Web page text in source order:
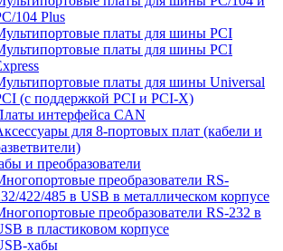
104 Plus
платы для шины PCI
платы для шины PCI
платы для шины Universal
(с поддержкой PCI и PCI-X)
интерфейса CAN
для 8-портовых плат (кабели и
и преобразователи
преобразователи RS-
422/485 в USB в металлическом корпусе
преобразователи RS-232 в
в пластиковом корпусе
хабы